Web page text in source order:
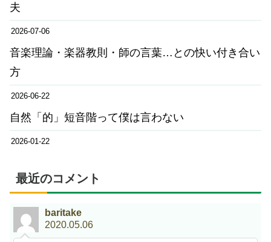
夫
2026-07-06
音楽理論・楽器教則・師の言葉…との快い付き合い
方
2026-06-22
自然「的」短音階って僕は言わない
2026-01-22
最近のコメント
baritake
2020.05.06